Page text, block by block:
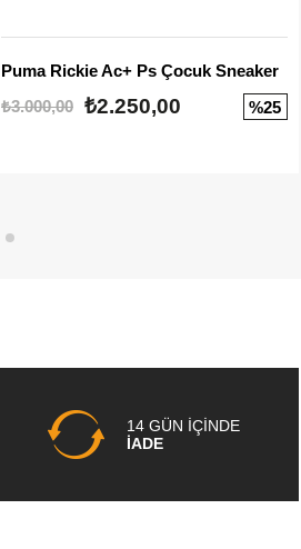
Puma Rickie Ac+ Ps Çocuk Sneaker
₺3.000,00 ₺2.250,00 %25
14 GÜN İÇİNDE
İADE